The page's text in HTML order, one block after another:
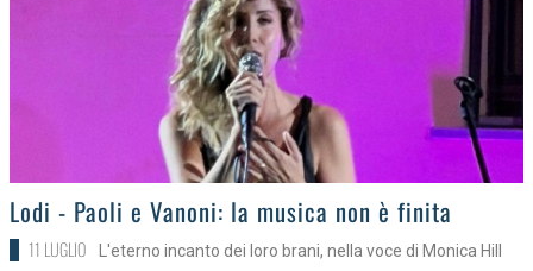
>Lodi - Paoli e Vanoni: la musica non è finita
11 LUGLIO L'eterno incanto dei loro brani, nella voce di Monica Hill